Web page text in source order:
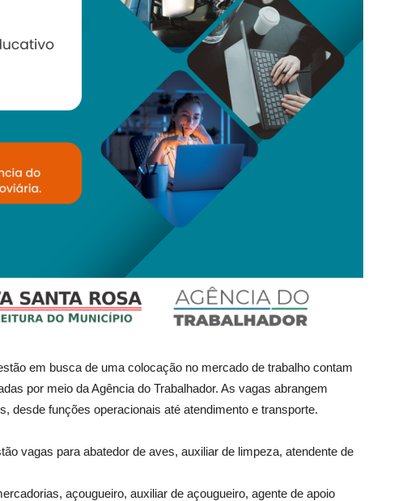
em busca de uma colocação no mercado de trabalho contam
por meio da Agência do Trabalhador. As vagas abrangem
desde funções operacionais até atendimento e transporte.
vagas para abatedor de aves, auxiliar de limpeza, atendente de
açougueiro, auxiliar de açougueiro, agente de apoio